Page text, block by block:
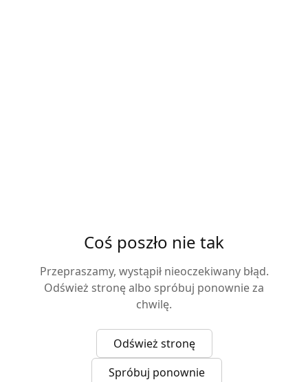
Coś poszło nie tak
Przepraszamy, wystąpił nieoczekiwany błąd.
Odśwież stronę albo spróbuj ponownie za
chwilę.
Odśwież stronę
Spróbuj ponownie